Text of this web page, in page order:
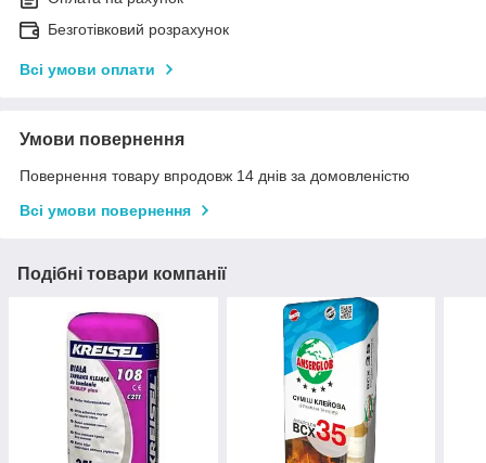
Безготівковий розрахунок
Всі умови оплати
Умови повернення
Повернення товару впродовж 14 днів за домовленістю
Всі умови повернення
Подібні товари компанії